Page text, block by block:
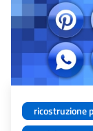
ricostruzione